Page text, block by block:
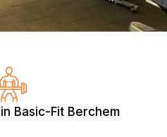
Basic-Fit Berchem